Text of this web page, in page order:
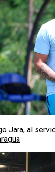
Jara, al